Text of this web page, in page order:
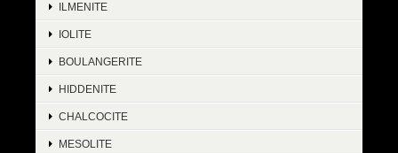
ILMENITE
IOLITE
BOULANGERITE
HIDDENITE
CHALCOCITE
MESOLITE